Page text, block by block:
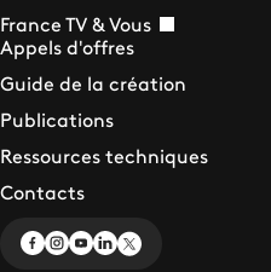
France TV & Vous
Appels d'offres
Guide de la création
Publications
Ressources techniques
Contacts